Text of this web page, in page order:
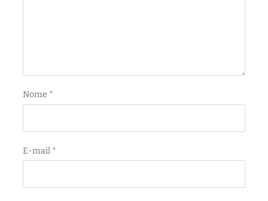
Nome *
E-mail *